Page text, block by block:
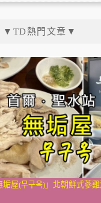
▼TD熱門文章▼
垢屋(무구옥)」北朝鮮式蔘